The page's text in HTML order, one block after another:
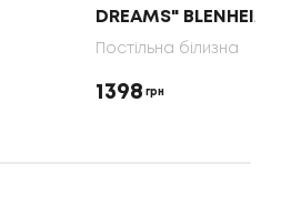
DREAMS" BLENHEIM
Постільна білизна
1398 грн